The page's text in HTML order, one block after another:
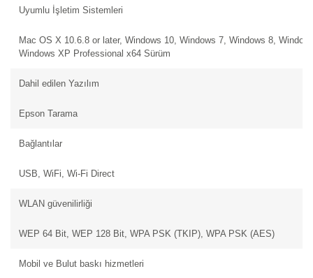
Uyumlu İşletim Sistemleri
Mac OS X 10.6.8 or later, Windows 10, Windows 7, Windows 8,
Windows XP Professional x64 Sürüm
Dahil edilen Yazılım
Epson Tarama
Bağlantılar
USB, WiFi, Wi-Fi Direct
WLAN güvenilirliği
WEP 64 Bit, WEP 128 Bit, WPA PSK (TKIP), WPA PSK (AES)
Mobil ve Bulut baskı hizmetleri